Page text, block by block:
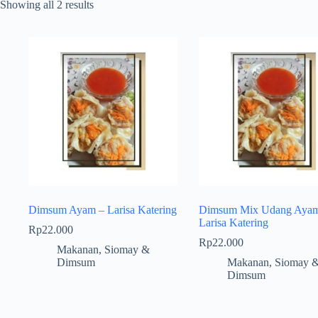
Showing all 2 results
Dimsum Ayam – Larisa Katering
Rp22.000
Makanan, Siomay &
Dimsum
Dimsum Mix Udang
Larisa Katering
Rp22.000
Makanan, Siomay
Dimsum